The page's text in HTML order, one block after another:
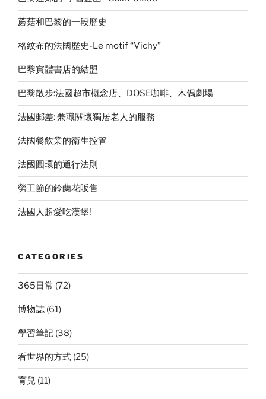
蘑菇和巴黎的一段歷史
格紋布的法國歷史-Le motif “Vichy”
巴黎實體書店的結盟
巴黎散步:法國超市概念店、DOSE咖啡、木偶劇場
法國郵差: 兼職關懷獨居老人的服務
法國餐飲業的衛生控管
法國圓環的通行法則
勞工節的鈴蘭花販售
法國人超愛吃漢堡!
CATEGORIES
365日常 (72)
博物誌 (61)
學習筆記 (38)
看世界的方式 (25)
育兒 (11)